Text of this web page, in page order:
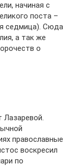
начиная с
поста –
седмица). Сюда
а так же
о
православные
воскресил
по